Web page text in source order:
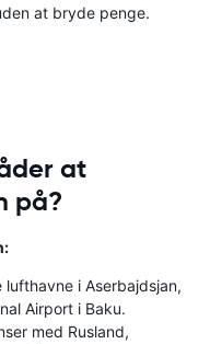
at bryde penge.
at
på?
i Aserbajdsjan,
Airport i Baku.
med Rusland,